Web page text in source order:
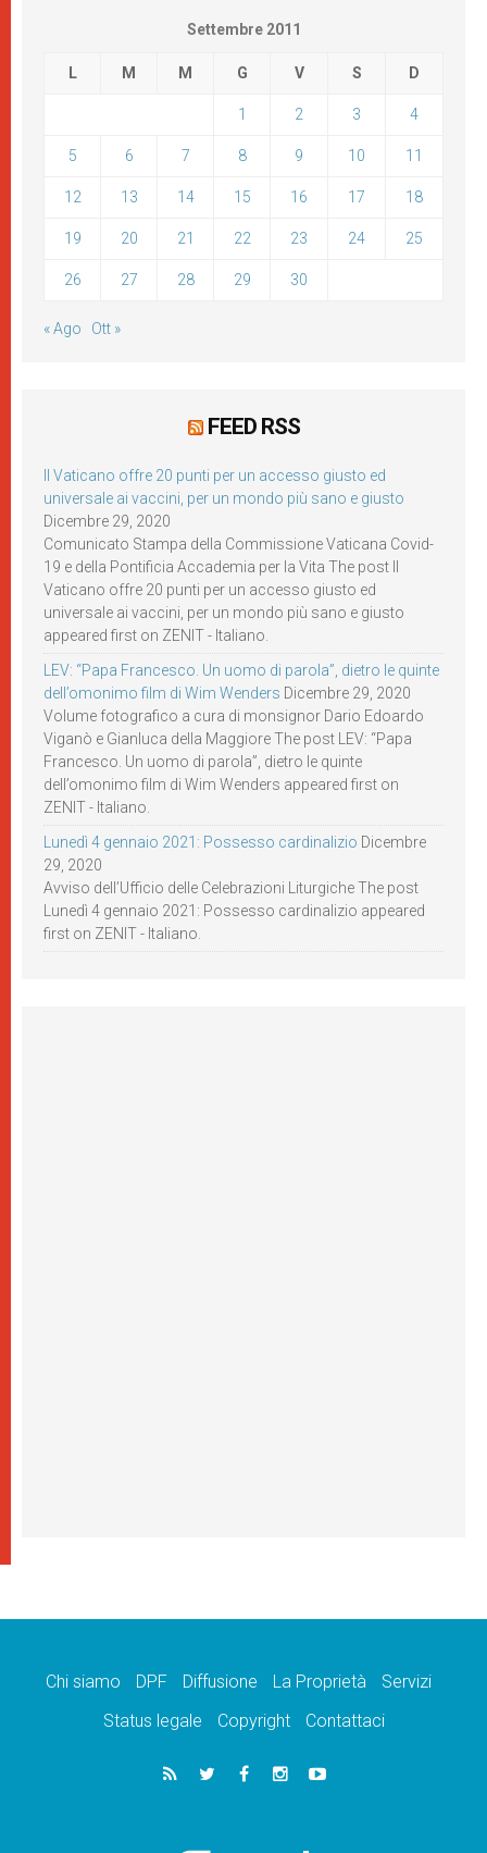
Settembre 2011
L M M G V S D
1 2 3 4
5 6 7 8 9 10 11
12 13 14 15 16 17 18
19 20 21 22 23 24 25
26 27 28 29 30
« Ago Ott »
FEED RSS
Il Vaticano offre 20 punti per un accesso giusto ed
universale ai vaccini, per un mondo più sano e giusto
Dicembre 29, 2020
Comunicato Stampa della Commissione Vaticana Covid-
19 e della Pontificia Accademia per la Vita The post Il
Vaticano offre 20 punti per un accesso giusto ed
universale ai vaccini, per un mondo più sano e giusto
appeared first on ZENIT - Italiano.
LEV: “Papa Francesco. Un uomo di parola”, dietro le quinte
dell’omonimo film di Wim Wenders Dicembre 29, 2020
Volume fotografico a cura di monsignor Dario Edoardo
Viganò e Gianluca della Maggiore The post LEV: “Papa
Francesco. Un uomo di parola”, dietro le quinte
dell’omonimo film di Wim Wenders appeared first on
ZENIT - Italiano.
Lunedì 4 gennaio 2021: Possesso cardinalizio Dicembre
29, 2020
Avviso dell’Ufficio delle Celebrazioni Liturgiche The post
Lunedì 4 gennaio 2021: Possesso cardinalizio appeared
first on ZENIT - Italiano.
Chi siamo DPF Diffusione La Proprietà
Servizi
Status legale
Copyright Contattaci